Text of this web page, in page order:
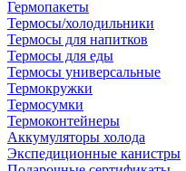
Гермопакеты
Термосы/холодильники
Термосы для напитков
Термосы для еды
Термосы универсальные
Термокружки
Термосумки
Термоконтейнеры
Аккумуляторы холода
Экспедиционные канистры